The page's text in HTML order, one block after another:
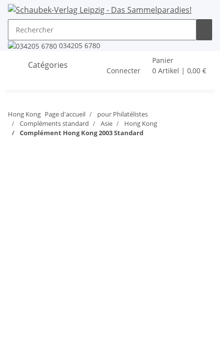
034205 6780
Catégories
Connecter
Panier
0 Artikel | 0,00 €
Hong Kong Page d'accueil
pour Philatélistes
Compléments standard
Asie
Hong Kong
Complément Hong Kong 2003 Standard